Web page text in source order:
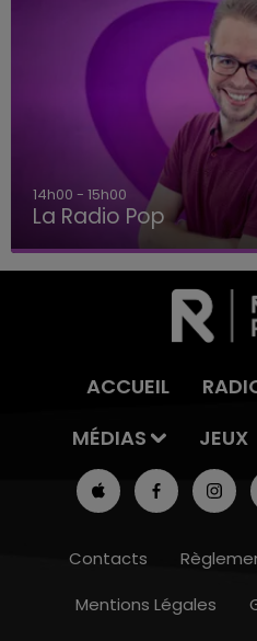
14h00 - 15h00
La Radio Pop
ACCUEIL
MÉDIAS
JEUX
Contacts
Mentions Légales